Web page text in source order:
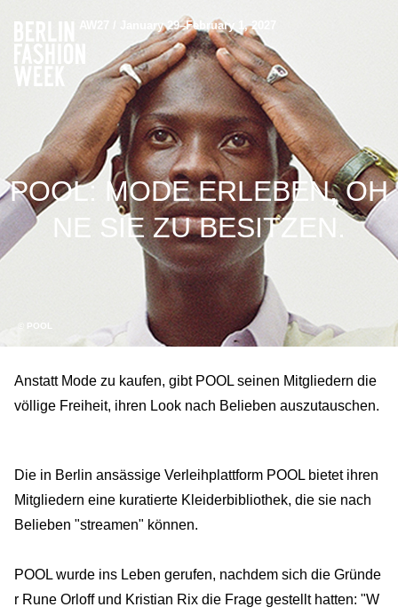
AW27 / January 29–February 1, 2027
POOL: MODE ERLEBEN, OH
NE SIE ZU BESITZEN.
© POOL
Anstatt Mode zu kaufen, gibt POOL seinen Mitgliedern die
völlige Freiheit, ihren Look nach Belieben auszutauschen.
Die in Berlin ansässige Verleihplattform POOL bietet ihren
Mitgliedern eine kuratierte Kleiderbibliothek, die sie nach
Belieben "streamen" können.
POOL wurde ins Leben gerufen, nachdem sich die Gründe
r Rune Orloff und Kristian Rix die Frage gestellt hatten: "W